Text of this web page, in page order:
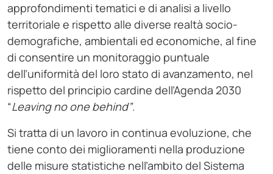
approfondimenti tematici e di analisi a livello
territoriale e rispetto alle diverse realtà socio-
demografiche, ambientali ed economiche, al fine
di consentire un monitoraggio puntuale
dell’uniformità del loro stato di avanzamento, nel
rispetto del principio cardine dell’Agenda 2030
“Leaving no one behind”.
Si tratta di un lavoro in continua evoluzione, che
tiene conto dei miglioramenti nella produzione
delle misure statistiche nell’ambito del Sistema